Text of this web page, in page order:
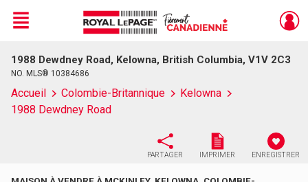
Live
En Direct
Menu
1988 Dewdney Road, Kelowna, British Columbia, V1V 2C3
NO. MLS® 10384686
Accueil Colombie-Britannique
Kelowna
1988 Dewdney Road
PARTAGER IMPRIMER ENREGISTRER